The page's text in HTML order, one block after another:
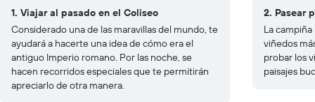
1. Viajar al pasado en el Coliseo
Considerado una de las maravillas del mundo, te
ayudará a hacerte una idea de cómo era el
antiguo Imperio romano. Por las noche, se
hacen recorridos especiales que te permitirán
apreciarlo de otra manera.
2. Pasear
La
viñedos
probar los
paisajes